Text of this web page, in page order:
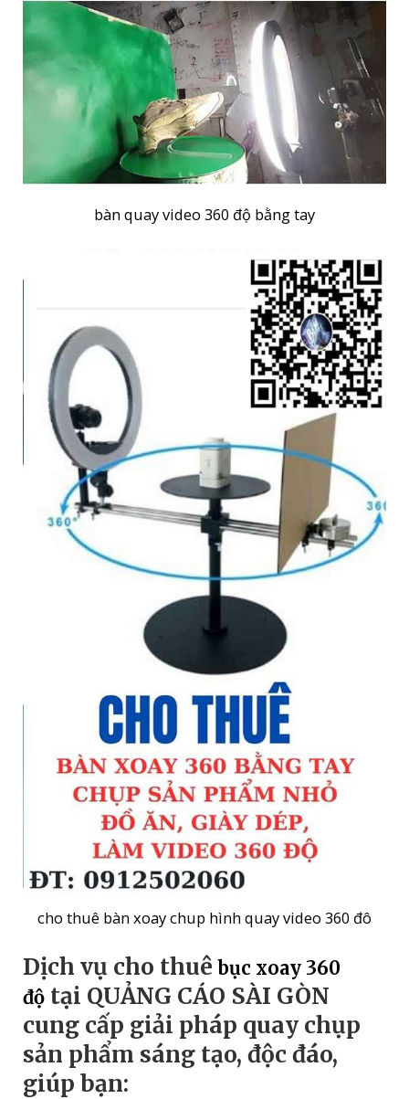
bàn quay video 360 độ bằng tay
cho thuê bàn xoay chup hình quay video 360 đô
Dịch vụ cho thuêbục xoay 360
độ tại QUẢNG CÁO SÀI GÒN
cung cấp giải pháp quay chụp
sản phẩm sáng tạo, độc đáo,
giúp bạn: